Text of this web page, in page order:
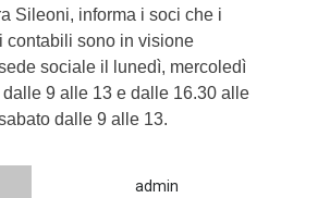
Sileoni, informa i soci che i
contabili sono in visione
sociale il lunedì, mercoledì
9 alle 13 e dalle 16.30 alle
dalle 9 alle 13.
admin